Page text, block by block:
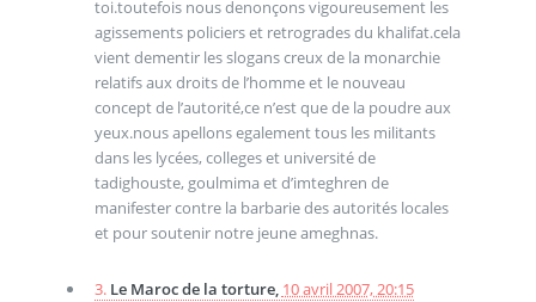
toi.toutefois nous denonçons vigoureusement les
agissements policiers et retrogrades du khalifat.cela
vient dementir les slogans creux de la monarchie
relatifs aux droits de l’homme et le nouveau
concept de l’autorité,ce n’est que de la poudre aux
yeux.nous apellons egalement tous les militants
dans les lycées, colleges et université de
tadighouste, goulmima et d’imteghren de
manifester contre la barbarie des autorités locales
et pour soutenir notre jeune ameghnas.
3. Le Maroc de la torture, 10 avril 2007, 20:15